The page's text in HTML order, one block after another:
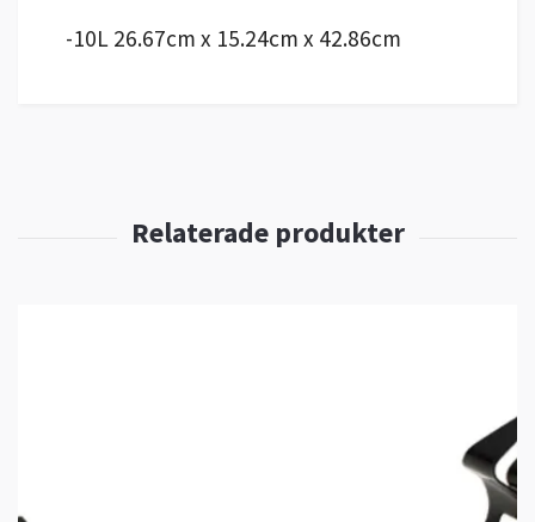
-10L 26.67cm x 15.24cm x 42.86cm